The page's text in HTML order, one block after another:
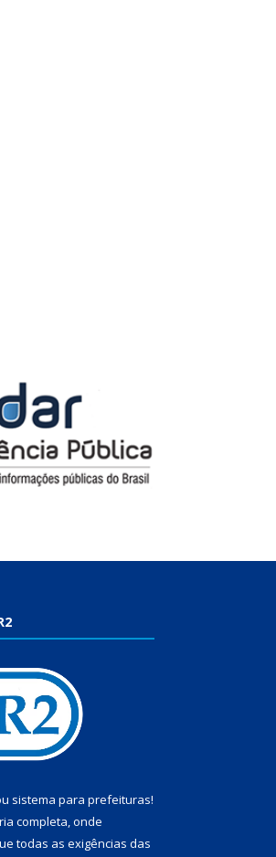
sistema para prefeituras!
completa, onde
todas as exigências das